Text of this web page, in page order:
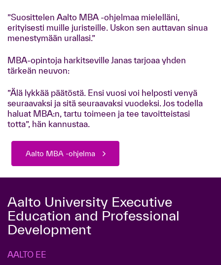
”Suosittelen Aalto MBA -ohjelmaa mielelläni,
erityisesti muille juristeille. Uskon sen auttavan sinua
menestymään urallasi.”
MBA-opintoja harkitseville Janas tarjoaa yhden
tärkeän neuvon:
”Älä lykkää päätöstä. Ensi vuosi voi helposti venyä
seuraavaksi ja sitä seuraavaksi vuodeksi. Jos todella
haluat MBA:n, tartu toimeen ja tee tavoitteistasi
totta”, hän kannustaa.
Aalto MBA -ohjelma
Aalto University Executive
Education and Professional
Development
AALTO EE